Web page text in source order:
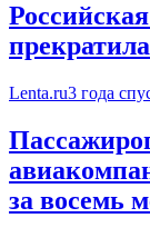
Lenta.ru3 года
за восемь